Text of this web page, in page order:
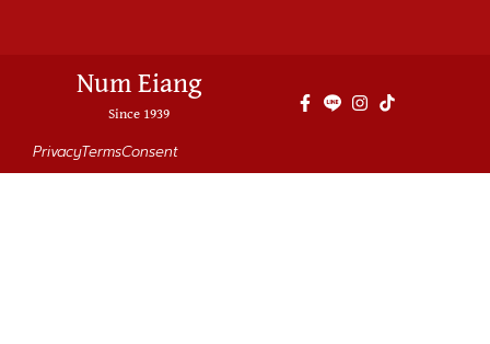
Num Eiang
Since 1939
PrivacyTermsConsent